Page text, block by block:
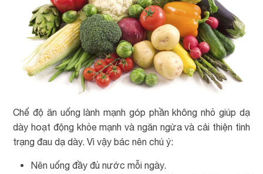
Chế độ ăn uống lành mạnh góp phần không nhỏ giúp dạ
dày hoạt động khỏe mạnh và ngăn ngừa và cải thiện tình
trạng đau dạ dày. Vì vậy bác nên chú ý:
Nên uống đầy đủ nước mỗi ngày.